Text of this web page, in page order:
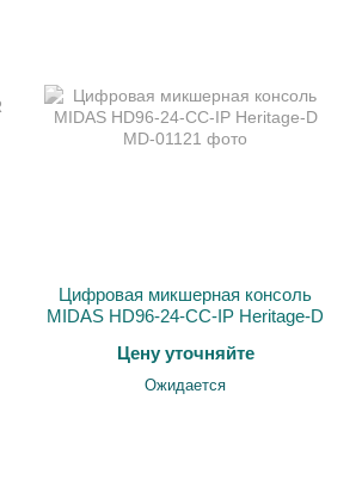
Цифровая микшерная консоль
MIDAS HD96-24-CC-IP Heritage-D
Цену уточняйте
Ожидается